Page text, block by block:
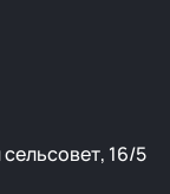
16/5